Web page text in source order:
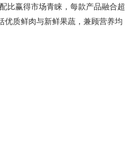
比赢得市场青睐，每款产品融合超
优质鲜肉与新鲜果蔬，兼顾营养均